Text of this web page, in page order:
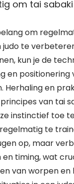
om tai
om
judo te
kun je de
en positionering
Herhaling en
van tai
instinctief toe
te
op, maar
timing, wat
van worpen en